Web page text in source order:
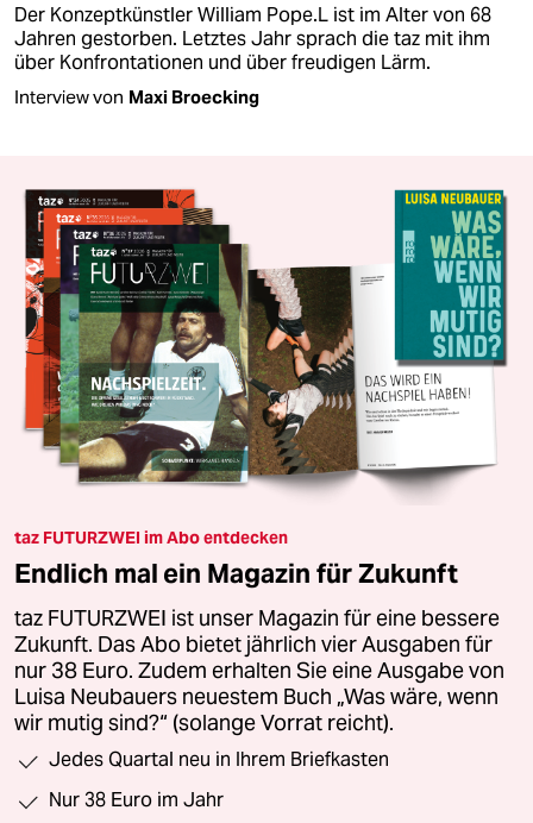
Der Konzeptkünstler William Pope.L ist im Alter von 68
Jahren gestorben. Letztes Jahr sprach die taz mit ihm
über Konfrontationen und über freudigen Lärm.
Interview von Maxi Broecking
taz FUTURZWEI im Abo entdecken
Endlich mal ein Magazin für Zukunft
taz FUTURZWEI ist unser Magazin für eine bessere
Zukunft. Das Abo bietet jährlich vier Ausgaben für
nur 38 Euro. Zudem erhalten Sie eine Ausgabe von
Luisa Neubauers neuestem Buch „Was wäre, wenn
wir mutig sind?“ (solange Vorrat reicht).
Jedes Quartal neu in Ihrem Briefkasten
Nur 38 Euro im Jahr